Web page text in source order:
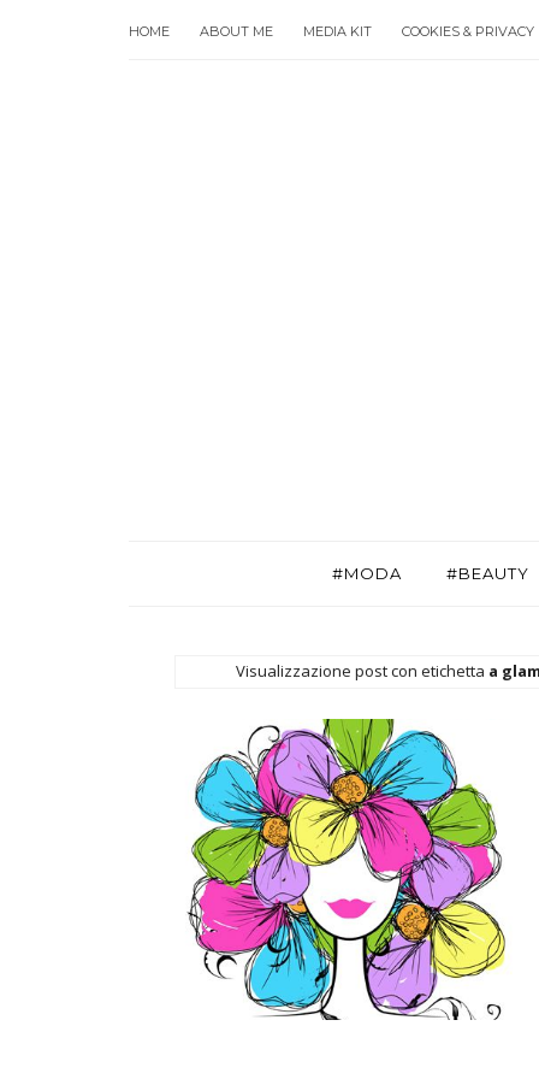
HOME ABOUT ME MEDIA KIT COOKIES & PRIVACY
#MODA #BEAUTY
Visualizzazione post con etichetta a